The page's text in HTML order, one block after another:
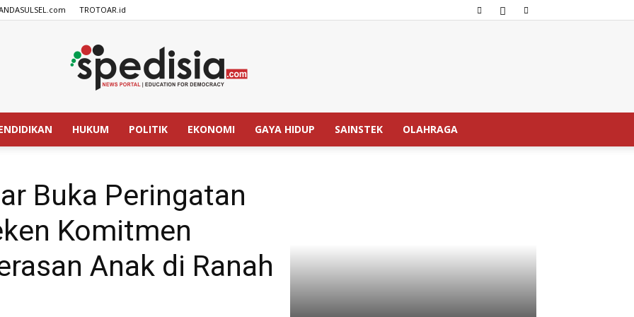
TROTOAR.id
SPEDISIA.com
HUKUM POLITIK EKONOMI GAYA HIDUP SAINSTEK OLAHRAGA
Buka Peringatan
Komitmen
Anak di Ranah